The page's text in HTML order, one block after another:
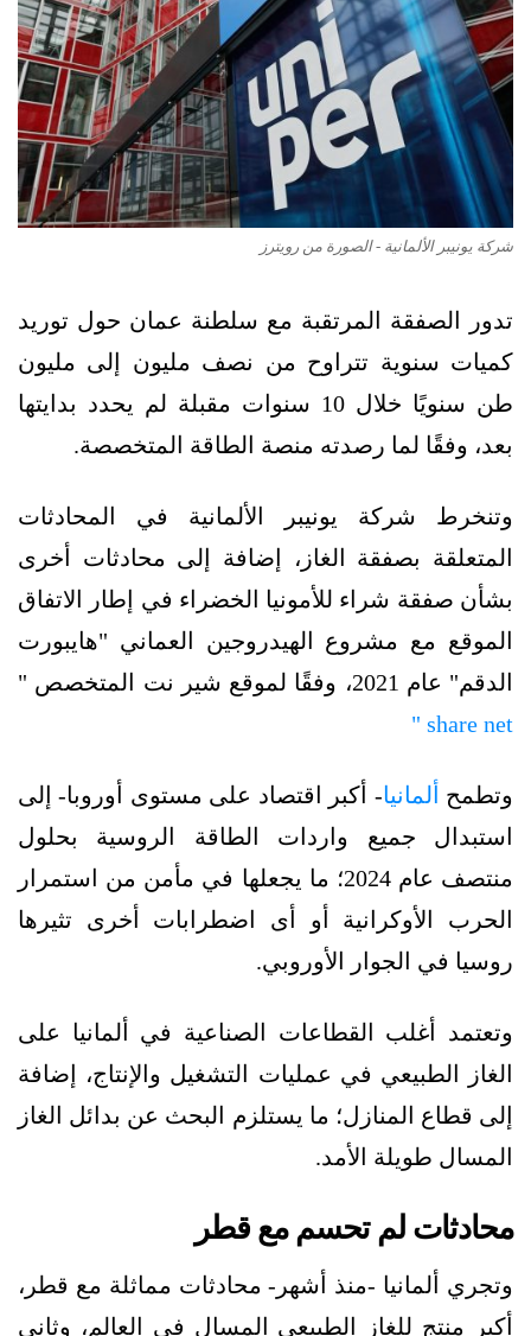
شركة يونيبر الألمانية - الصورة من رويترز
تدور الصفقة المرتقبة مع سلطنة عمان حول توريد
كميات سنوية تتراوح من نصف مليون إلى مليون
طن سنويًا خلال 10 سنوات مقبلة لم يحدد بدايتها
بعد، وفقًا لما رصدته منصة الطاقة المتخصصة.
وتنخرط شركة يونيبر الألمانية في المحادثات
المتعلقة بصفقة الغاز، إضافة إلى محادثات أخرى
بشأن صفقة شراء للأمونيا الخضراء في إطار الاتفاق
الموقع مع مشروع الهيدروجين العماني "هايبورت
الدقم" عام 2021، وفقًا لموقع شير نت المتخصص "
share net "
وتطمح ألمانيا- أكبر اقتصاد على مستوى أوروبا- إلى
استبدال جميع واردات الطاقة الروسية بحلول
منتصف عام 2024؛ ما يجعلها في مأمن من استمرار
الحرب الأوكرانية أو أى اضطرابات أخرى تثيرها
روسيا في الجوار الأوروبي.
وتعتمد أغلب القطاعات الصناعية في ألمانيا على
الغاز الطبيعي في عمليات التشغيل والإنتاج، إضافة
إلى قطاع المنازل؛ ما يستلزم البحث عن بدائل الغاز
المسال طويلة الأمد.
محادثات لم تحسم مع قطر
وتجري ألمانيا -منذ أشهر- محادثات مماثلة مع قطر،
أكبر منتج للغاز الطبيعي المسال في العالم، وثاني